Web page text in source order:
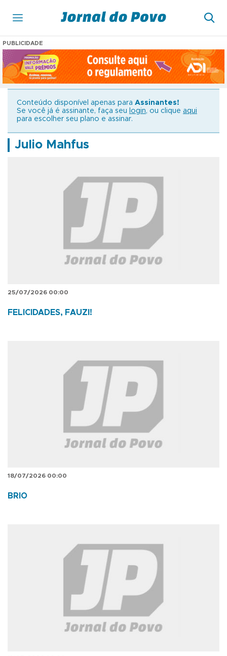
PUBLICIDADE
Conteúdo disponível apenas para Assinantes!
Se você já é assinante, faça seu
login, ou clique aqui
para escolher seu plano e assinar.
Julio Mahfus
25/07/2026 00:00
FELICIDADES, FAUZI!
18/07/2026 00:00
BRIO